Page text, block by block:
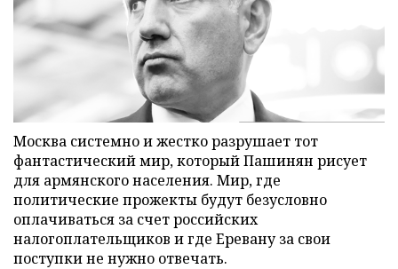
Москва системно и жестко разрушает тот
фантастический мир, который Пашинян рисует
для армянского населения. Мир, где
политические прожекты будут безусловно
оплачиваться за счет российских
налогоплательщиков и где Еревану за свои
поступки не нужно отвечать.